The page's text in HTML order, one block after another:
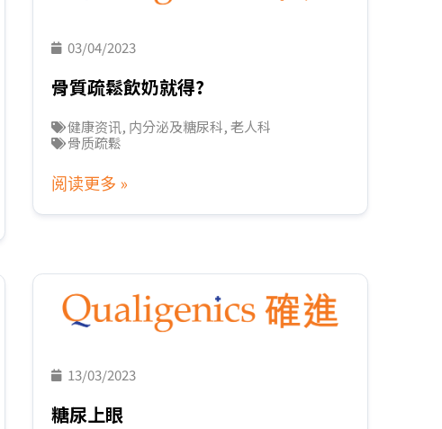
03/04/2023
骨質疏鬆飲奶就得?
健康资讯, 内分泌及糖尿科,老人科
骨质疏鬆
阅读更多 »
13/03/2023
糖尿上眼